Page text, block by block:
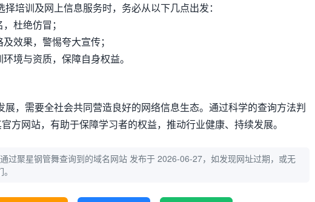
培训及网上信息服务时，务必从以下几点出发：
杜绝仿冒；
效果，警惕夸大宣传；
境与资质，保障自身权益。
展，需要全社会共同营造良好的网络信息生态。通过科学的查询方法判
官方网站，有助于保障学习者的权益，推动行业健康、持续发展。
通过聚星钢管舞查询到的域名网站 发布于 2026-06-27，如发现网址过期，或无